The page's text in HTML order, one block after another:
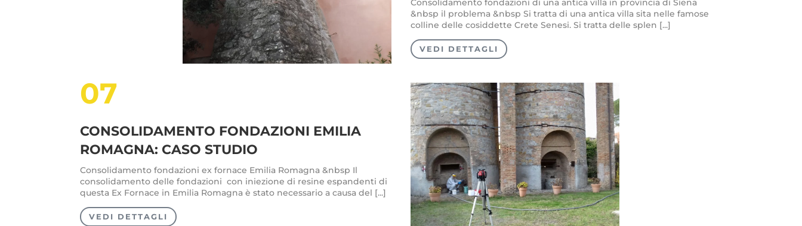
Consolidamento fondazioni di una antica villa in provincia di Siena
&nbsp il problema &nbsp Si tratta di una antica villa sita nelle famose
colline delle cosiddette Crete Senesi. Si tratta delle splen [...]
VEDI DETTAGLI
07
CONSOLIDAMENTO FONDAZIONI EMILIA
ROMAGNA: CASO STUDIO
Consolidamento fondazioni ex fornace Emilia Romagna &nbsp Il
consolidamento delle fondazioni con iniezione di resine espandenti di
questa Ex Fornace in Emilia Romagna è stato necessario a causa del [...]
VEDI DETTAGLI